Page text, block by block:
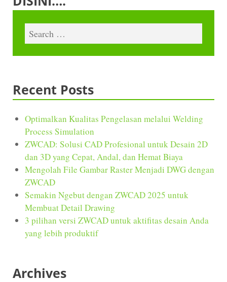
Recent Posts
Optimalkan Kualitas Pengelasan melalui Welding
Process Simulation
ZWCAD: Solusi CAD Profesional untuk Desain 2D
dan 3D yang Cepat, Andal, dan Hemat Biaya
Mengolah File Gambar Raster Menjadi DWG dengan
ZWCAD
Semakin Ngebut dengan ZWCAD 2025 untuk
Membuat Detail Drawing
3 pilihan versi ZWCAD untuk aktifitas desain Anda
yang lebih produktif
Archives